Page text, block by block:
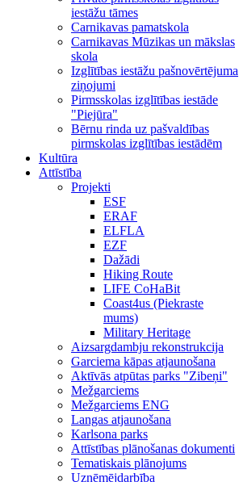
iestāžu tāmes
Carnikavas pamatskola
Carnikavas Mūzikas un mākslas
skola
Izglītības iestāžu pašnovērtējuma
ziņojumi
Pirmsskolas izglītības iestāde
"Piejūra"
Bērnu rinda uz pašvaldības
pirmskolas izglītības iestādēm
Kultūra
Attīstība
Projekti
ESF
ERAF
ELFLA
EZF
Dažādi
Hiking Route
LIFE CoHaBit
Coast4us (Piekraste
mums)
Military Heritage
Aizsargdambju rekonstrukcija
Garciema kāpas atjaunošana
Aktīvās atpūtas parks "Zibeņi"
Mežgarciems
Mežgarciems ENG
Langas atjaunošana
Karlsona parks
Attīstības plānošanas dokumenti
Tematiskais plānojums
Uzņēmējdarbība